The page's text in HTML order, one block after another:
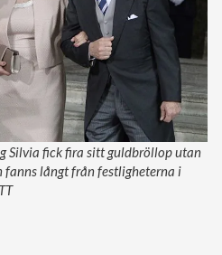
Silvia fick fira sitt guldbröllop utan
fanns långt från festligheterna i